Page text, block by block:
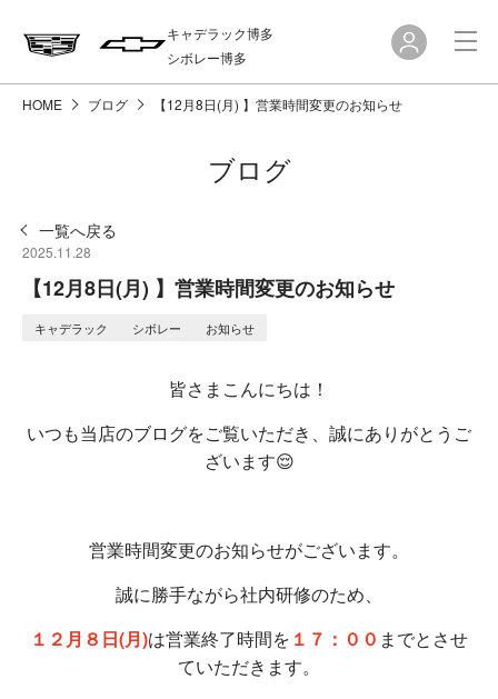
キャデラック博多
シボレー博多
HOME ブログ 【12月8日(月) 】営業時間変更のお知らせ
ブログ
一覧へ戻る
2025.11.28
【12月8日(月) 】営業時間変更のお知らせ
キャデラック シボレー お知らせ
皆さまこんにちは！
いつも当店のブログをご覧いただき、誠にありがとうご
ざいます😌
営業時間変更のお知らせがございます。
誠に勝手ながら社内研修のため、
１２月８日(月)は営業終了時間を １７ ：００ までとさせ
ていただきます。